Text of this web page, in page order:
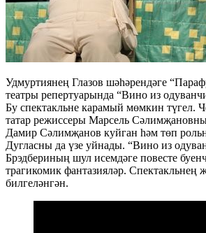
Удмуртиянең Глазов шәһәрендәге
театры репертуарында “Вино из
Бу спектакльне карамый мөмкин түгел.
татар режиссеры Марсель
Дамир Сәлимҗанов куйган һәм төп
Дугласны да үзе уйнады. “Вино из
Брэдбериның шул исемдәге повесте
трагикомик фантазияләр. Спектакльнең
билгеләнгән.